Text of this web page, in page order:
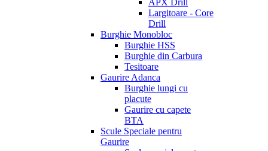
APX Drill
Largitoare - Core
Drill
Burghie Monobloc
Burghie HSS
Burghie din Carbura
Tesitoare
Gaurire Adanca
Burghie lungi cu
placute
Gaurire cu capete
BTA
Scule Speciale pentru
Gaurire